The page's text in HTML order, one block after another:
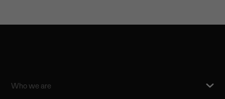
Who we are